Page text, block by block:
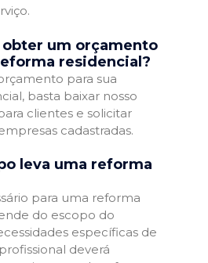
obter um orçamento
residencial?
para sua
basta baixar nosso
clientes e solicitar
cadastradas.
leva uma reforma
para uma reforma
do escopo do
específicas de
deverá